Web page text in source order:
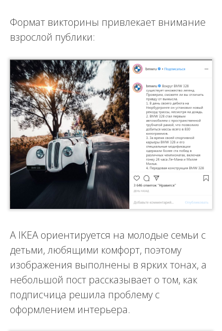
Формат викторины привлекает внимание
взрослой публики:
А IKEA ориентируется на молодые семьи с
детьми, любящими комфорт, поэтому
изображения выполнены в ярких тонах, а
небольшой пост рассказывает о том, как
подписчица решила проблему с
оформлением интерьера.